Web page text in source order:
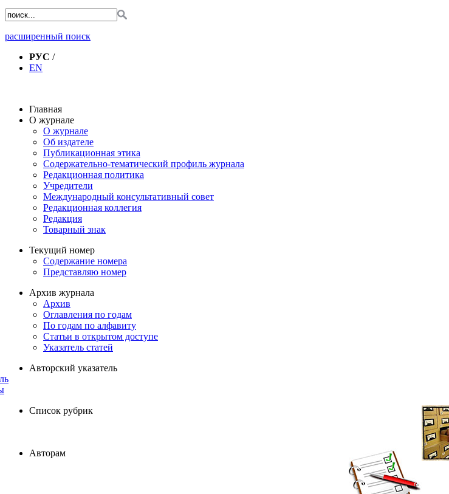
расширенный поиск
РУС /
EN
Главная
О журнале
О журнале
Об издателе
Публикационная этика
Содержательно-тематический профиль журнала
Редакционная политика
Учредители
Международный консультативный совет
Редакционная коллегия
Редакция
Товарный знак
Текущий номер
Содержание номера
Представляю номер
Архив журнала
Архив
Оглавления по годам
По годам по алфавиту
Статьи в открытом доступе
Указатель статей
Авторский указатель
Список рубрик
Авторам